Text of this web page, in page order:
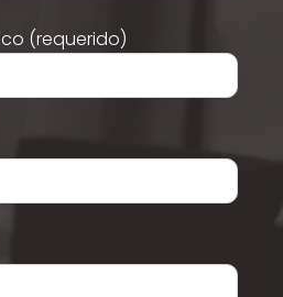
(requerido)